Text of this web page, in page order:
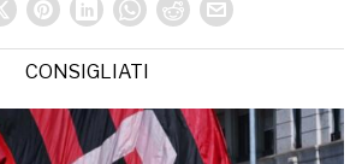
CONSIGLIATI